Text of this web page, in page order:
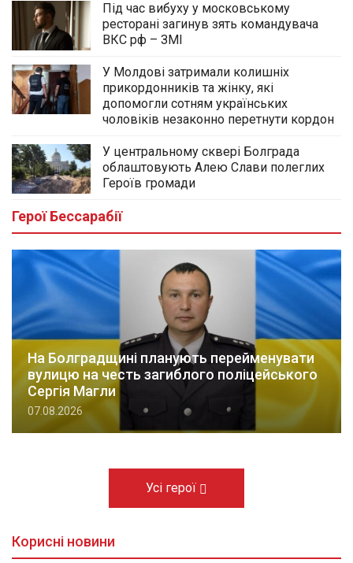
Під час вибуху у московському
ресторані загинув зять командувача
ВКС рф – ЗМІ
У Молдові затримали колишніх
прикордонників та жінку, які
допомогли сотням українських
чоловіків незаконно перетнути кордон
У центральному сквері Болграда
облаштовують Алею Слави полеглих
Героїв громади
Герої Бессарабії
На Болградщині планують перейменувати
вулицю на честь загиблого поліцейського
Сергія Магли
07.08.2026
Усі герої
Корисні новини